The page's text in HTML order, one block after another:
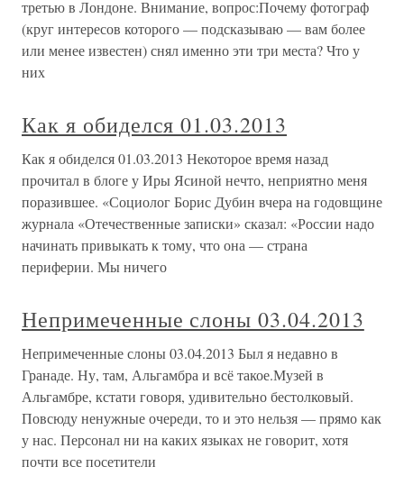
третью в Лондоне. Внимание, вопрос:Почему фотограф
(круг интересов которого — подсказываю — вам более
или менее известен) снял именно эти три места? Что у
них
Как я обиделся 01.03.2013
Как я обиделся 01.03.2013 Некоторое время назад
прочитал в блоге у Иры Ясиной нечто, неприятно меня
поразившее. «Социолог Борис Дубин вчера на годовщине
журнала «Отечественные записки» сказал: «России надо
начинать привыкать к тому, что она — страна
периферии. Мы ничего
Непримеченные слоны 03.04.2013
Непримеченные слоны 03.04.2013 Был я недавно в
Гранаде. Ну, там, Альгамбра и всё такое.Музей в
Альгамбре, кстати говоря, удивительно бестолковый.
Повсюду ненужные очереди, то и это нельзя — прямо как
у нас. Персонал ни на каких языках не говорит, хотя
почти все посетители